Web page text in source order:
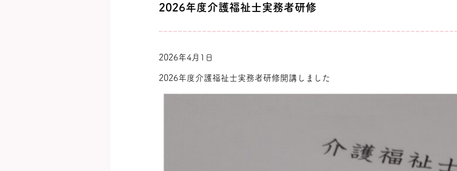
2026年度介護福祉士実務者研修
2026年4月1日
2026年度介護福祉士実務者研修開講しました